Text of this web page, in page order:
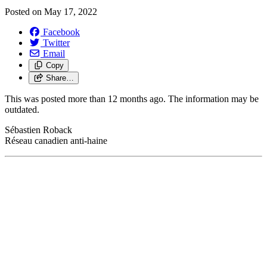
Posted on May 17, 2022
Facebook
Twitter
Email
Copy
Share…
This was posted more than 12 months ago. The information may be
outdated.
Sébastien Roback
Réseau canadien anti-haine